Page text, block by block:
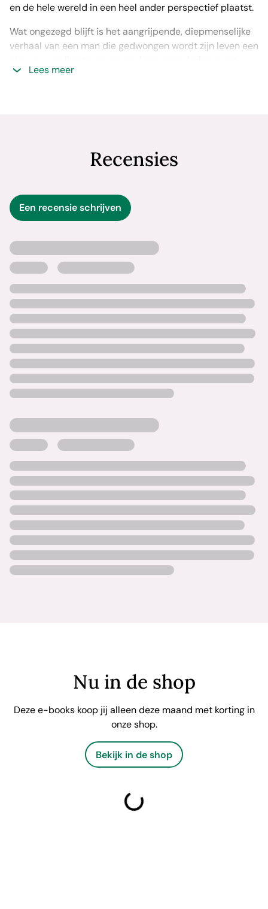
en de hele wereld in een heel ander perspectief plaatst.
Wat ongezegd blijft is het aangrijpende, diepmenselijke
verhaal van een man die gedwongen wordt zijn leven een
leren omarmen.
Lees meer
Recensies
Een recensie schrijven
Nu in de shop
Deze e-books koop jij alleen deze maand met korting in
onze shop.
Bekijk in de shop
laden